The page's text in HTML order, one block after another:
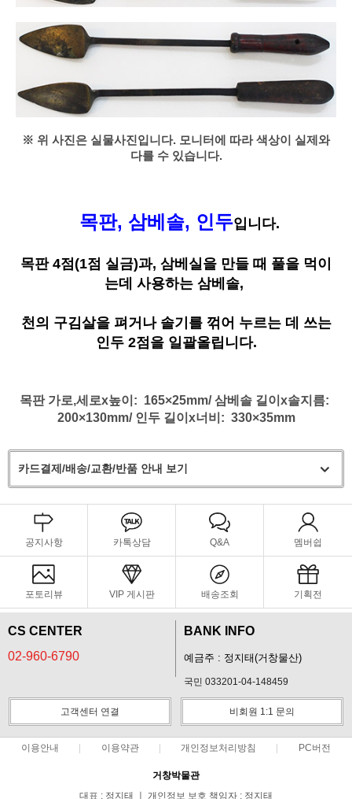
※ 위 사진은 실물사진입니다. 모니터에 따라 색상이 실제와
다를 수 있습니다.
목판, 삼베솔, 인두입니다.
목판 4점(1점 실금)과, 삼베실을 만들 때 풀을 먹이
는데 사용하는 삼베솔,
천의 구김살을 펴거나 솔기를 꺾어 누르는 데 쓰는
인두 2점을 일괄올립니다.
목판 가로,세로x높이 : 165×25mm/ 삼베솔 길이 x솔지름:
200×130mm/ 인두 길이 x너비 : 330×35mm
카드결제/배송/교환/반품 안내 보기
공지사항 카톡상담 Q&A 멤버쉽
포토리뷰 VIP 게시판 배송조회 기획전
CS CENTER
02-960-6790
BANK INFO
예금주 : 정지태(거창물산)
국민 033201-04-148459
고객센터 연결 비회원 1:1 문의
이용안내 이용약관 개인정보처리방침 PC버전
거창박물관
대표 : 정지태 ㅣ 개인정보 보호 책임자 : 정지태